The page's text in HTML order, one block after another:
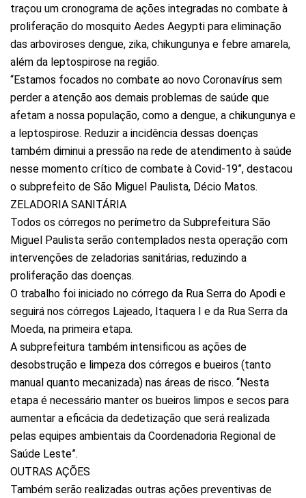
traçou um cronograma de ações integradas no combate à
proliferação do mosquito Aedes Aegypti para eliminação
das arboviroses dengue, zika, chikungunya e febre amarela,
além da leptospirose na região.
“Estamos focados no combate ao novo Coronavírus sem
perder a atenção aos demais problemas de saúde que
afetam a nossa população, como a dengue, a chikungunya e
a leptospirose. Reduzir a incidência dessas doenças
também diminui a pressão na rede de atendimento à saúde
nesse momento crítico de combate à Covid-19”, destacou
o subprefeito de São Miguel Paulista, Décio Matos.
ZELADORIA SANITÁRIA
Todos os córregos no perímetro da Subprefeitura São
Miguel Paulista serão contemplados nesta operação com
intervenções de zeladorias sanitárias, reduzindo a
proliferação das doenças.
O trabalho foi iniciado no córrego da Rua Serra do Apodi e
seguirá nos córregos Lajeado, Itaquera I e da Rua Serra da
Moeda, na primeira etapa.
A subprefeitura também intensificou as ações de
desobstrução e limpeza dos córregos e bueiros (tanto
manual quanto mecanizada) nas áreas de risco. “Nesta
etapa é necessário manter os bueiros limpos e secos para
aumentar a eficácia da dedetização que será realizada
pelas equipes ambientais da Coordenadoria Regional de
Saúde Leste”.
OUTRAS AÇÕES
Também serão realizadas outras ações preventivas de